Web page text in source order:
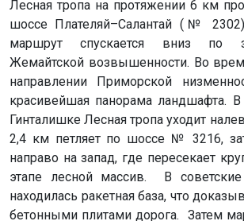
Лесная тропа на протяжении 6 км
шоссе Плателяй–Салантай (№
маршрут спускается вниз по
Жемайтской возвышенности. Во
направлении Приморской
красивейшая панорама ландшафта.
Гинталишке Лесная тропа уходит
2,4 км петляет по шоссе № 3216,
направо на запад, где пересекает
этапе лесной массив. В
находилась ракетная база, что
бетонными плитами дорога. Затем